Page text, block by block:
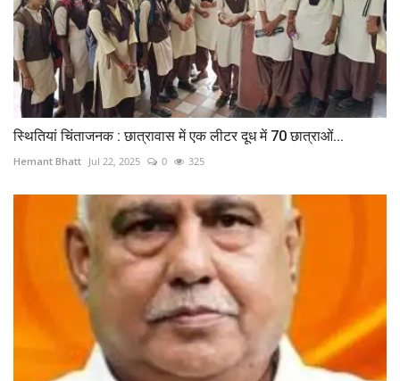
स्थितियां चिंताजनक : छात्रावास में एक लीटर दूध में 70 छात्राओं...
Hemant Bhatt Jul 22, 2025 0 325